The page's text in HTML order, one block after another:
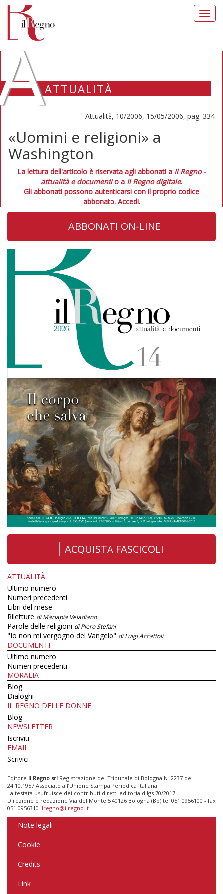
ATTUALITÀ
Attualità, 10/2006, 15/05/2006, pag. 334
«Uomini e religioni» a
Washington
La lettura dell'articolo è riservata agli abbonati a Il Regno -
attualità e documentio a Il Regno digitale.
Gli abbonati possono autenticarsi con il proprio codice
abbonato. Accedi.
ABBONATI ON-LINE
ACQUISTA FASCICOLI
ATTUALITÀ
Ultimo numero
Numeri precedenti
Libri del mese
Riletture di Mariapia Veladiano
Parole delle religioni di Piero Stefani
"Io non mi vergogno del Vangelo" di Luigi Accattoli
DOCUMENTI
Ultimo numero
Numeri precedenti
MORALIA
Blog
Dialoghi
IL REGNO DELLE DONNE
Blog
NEWSLETTER
Iscriviti
EMAIL
Scrivici
Editore Il Regno srl Registrazione del Tribunale di Bologna N. 2237 del
24.10.1957 Associato all’Unione Stampa Periodica Italiana
La testata usufruisce dei contributi diretti editoria d.lgs 70/2017
Direzione e redazione Via del Monte 5 40126 Bologna (Bo) tel 051 0956100 - fax
051 0956310 ilregno@ilregno.it
Note legali
Cookie
Credits
Link